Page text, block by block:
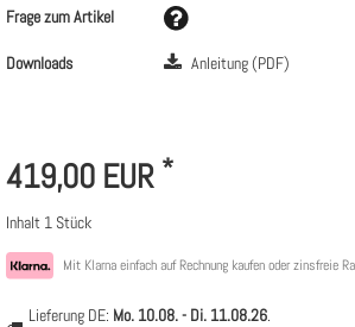
Frage zum Artikel
Downloads Anleitung (PDF)
419,00 EUR *
Inhalt 1 Stück
Mit Klarna einfach auf Rechnung kaufen oder zinsfreie
Lieferung DE: Mo. 10.08. - Di. 11.08.26